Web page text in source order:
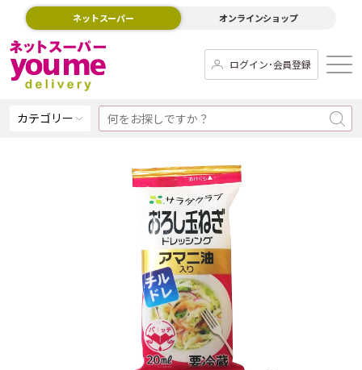
ネットスーパー オンラインショップ
ログイン･会員登録
カテゴリー